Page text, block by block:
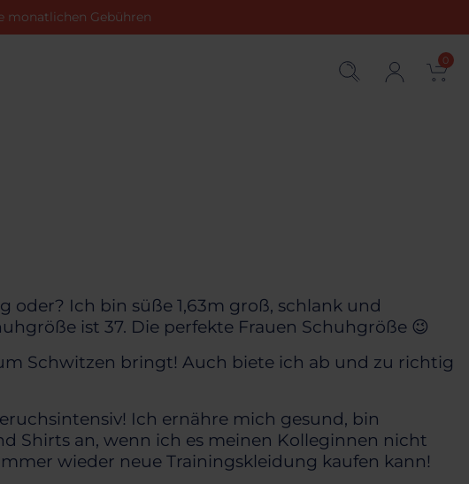
monatlichen Gebühren
0
oder? Ich bin süße 1,63m groß, schlank und
ist 37. Die perfekte Frauen Schuhgröße 😉
Schwitzen bringt! Auch biete ich ab und zu richtig
Ich ernähre mich gesund, bin
Shirts an, wenn ich es meinen Kolleginnen nicht
wieder neue Trainingskleidung kaufen kann!